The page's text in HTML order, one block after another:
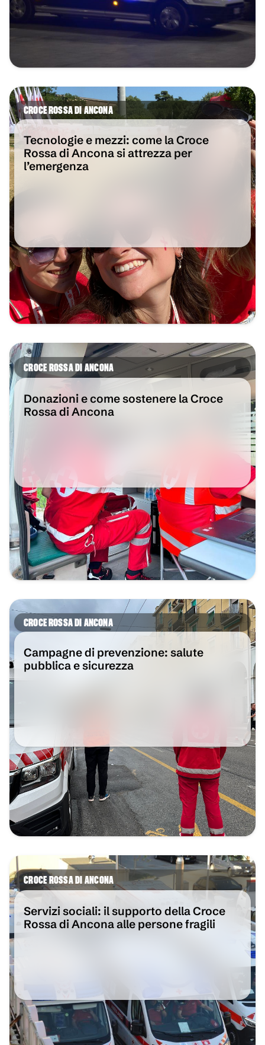
CROCE ROSSA DI ANCONA
Tecnologie e mezzi: come la Croce
Rossa di Ancona si attrezza per
l’emergenza
CROCE ROSSA DI ANCONA
Donazioni e come sostenere la Croce
Rossa di Ancona
CROCE ROSSA DI ANCONA
Campagne di prevenzione: salute
pubblica e sicurezza
CROCE ROSSA DI ANCONA
Servizi sociali: il supporto della Croce
Rossa di Ancona alle persone fragili